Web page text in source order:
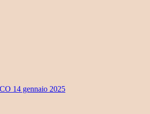
14 gennaio 2025